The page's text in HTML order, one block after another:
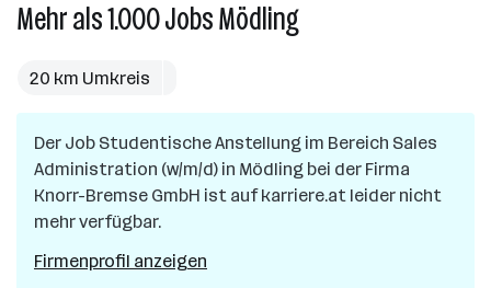
Mehr als 1.000JobsMödlingMehr
als
in
Mödling
20 km Umkreis
Der Job Studentische Anstellung im Bereich Sales
Administration (w/m/d) in Mödling bei der Firma
Knorr-Bremse GmbH ist auf karriere.at leider nicht
mehr verfügbar.
Firmenprofil anzeigen